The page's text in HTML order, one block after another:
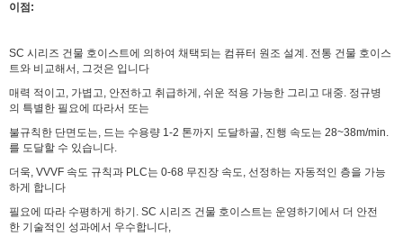
이점:
SC 시리즈 건물 호이스트에 의하여 채택되는 컴퓨터 원조 설계. 전통 건물 호이스
트와 비교해서, 그것은 입니다
매력 적이고, 가볍고, 안전하고 취급하게, 쉬운 적용 가능한 그리고 대중. 정규병
의 특별한 필요에 따라서 또는
불규칙한 단면도는, 드는 수용량 1-2 톤까지 도달하골, 진행 속도는 28~38m/min.
를 도달할 수 있습니다.
더욱, VVVF 속도 규칙과 PLC는 0-68 무진장 속도, 선정하는 자동적인 층을 가능
하게 합니다
필요에 따라 수평하게 하기. SC 시리즈 건물 호이스트는 운영하기에서 더 안전
한 기술적인 성과에서 우수합니다,